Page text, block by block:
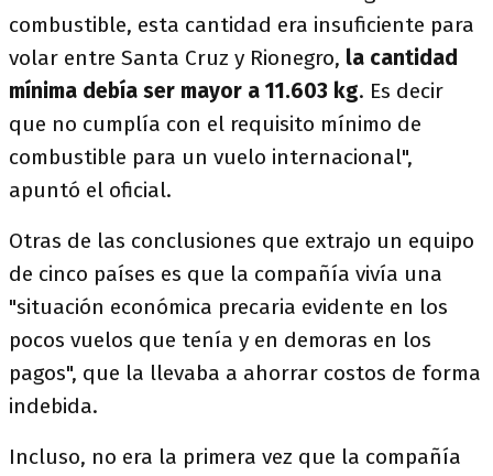
combustible, esta cantidad era insuficiente para
volar entre Santa Cruz y Rionegro, la cantidad
mínima debía ser mayor a 11.603 kg. Es decir
que no cumplía con el requisito mínimo de
combustible para un vuelo internacional",
apuntó el oficial.
Otras de las conclusiones que extrajo un equipo
de cinco países es que la compañía vivía una
"situación económica precaria evidente en los
pocos vuelos que tenía y en demoras en los
pagos", que la llevaba a ahorrar costos de forma
indebida.
Incluso, no era la primera vez que la compañía